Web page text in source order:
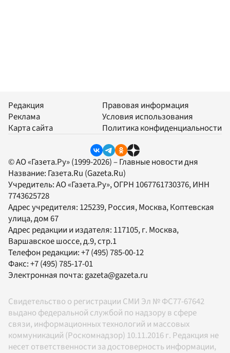
Редакция
Реклама
Карта сайта
Правовая информация
Условия использования
Политика конфиденциальности
© АО «Газета.Ру» (1999-2026) – Главные новости дня
Название: Газета.Ru (Gazeta.Ru)
Учредитель:АО «Газета.Ру», ОГРН 1067761730376, ИНН
7743625728
Адрес учредителя: 125239, Россия, Москва, Коптевская
улица, дом 67
Адрес редакции и издателя: 117105, г. Москва,
Варшавское шоссе, д.9, стр.1
Телефон редакции:+7 (495) 785-00-12
Факс:+7 (495) 785-17-01
Электронная почта:gazeta@gazeta.ru
Свидетельство о регистрации СМИ Эл № ФС77-67642
выдано федеральной службой по надзору в сфере
связи, информационных технологий и массовых
коммуникаций (Роскомнадзор) 10.11.2016 г. Редакция не
несет ответственности за достоверность информации,